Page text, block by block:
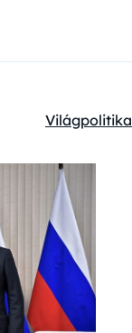
Kategóriák:
Világpolitika